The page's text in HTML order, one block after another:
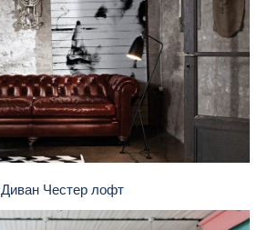
Диван Честер лофт